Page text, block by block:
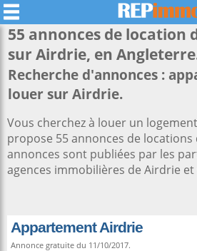
55 annonces de
sur Airdrie, en
Recherche d'annonces :
louer sur Airdrie.
Vous cherchez à louer un
propose 55 annonces de
annonces sont publiées par les
agences immobilières de Airdrie et
Appartement Airdrie
Annonce gratuite du 11/10/2017.